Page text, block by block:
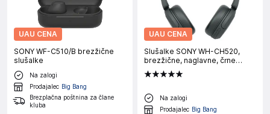
UAU CENA
SONY WF-C510/B brezžične
slušalke
Na zalogi
Prodajalec Big Bang
Brezplačna poštnina za člane
kluba
UAU CENA
Slušalke SONY WH-CH520,
brezžične, naglavne, črne
(WHCH520B.CE7)
Na zalogi
Prodajalec Big Bang